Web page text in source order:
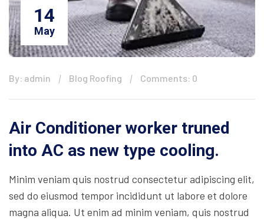
14
May
By: admin Blog Roofing Comments: 0
Air Conditioner worker truned
into AC as new type cooling.
Minim veniam quis nostrud consectetur adipiscing elit,
sed do eiusmod tempor incididunt ut labore et dolore
magna aliqua. Ut enim ad minim veniam, quis nostrud